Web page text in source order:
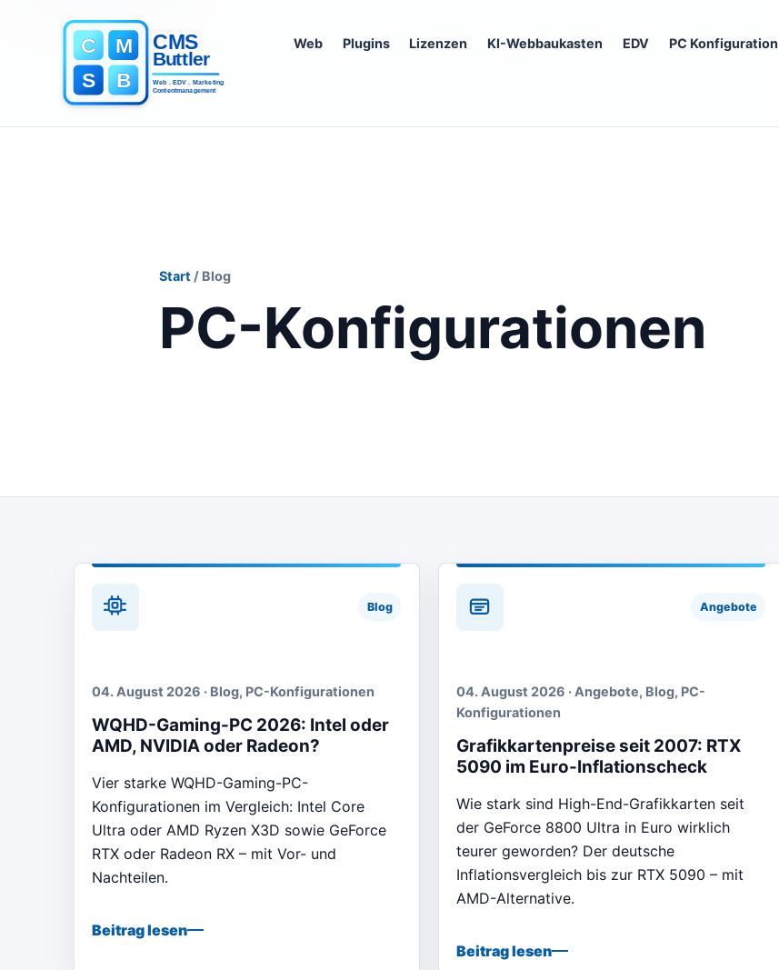
Web Plugins Lizenzen KI-Webbaukasten EDV PC Konfiguration
Start / Blog
PC-Konfigurationen
Blog
04. August 2026 · Blog, PC-Konfigurationen
WQHD-Gaming-PC 2026: Intel oder
AMD, NVIDIA oder Radeon?
Vier starke WQHD-Gaming-PC-
Konfigurationen im Vergleich: Intel Core
Ultra oder AMD Ryzen X3D sowie GeForce
RTX oder Radeon RX – mit Vor- und
Nachteilen.
Beitrag lesen
Angebote
04. August 2026 · Angebote, Blog, PC-
Konfigurationen
Grafikkartenpreise seit 2007: RTX
5090 im Euro-Inflationscheck
Wie stark sind High-End-Grafikkarten seit
der GeForce 8800 Ultra in Euro wirklich
teurer geworden? Der deutsche
Inflationsvergleich bis zur RTX 5090 – mit
AMD-Alternative.
Beitrag lesen